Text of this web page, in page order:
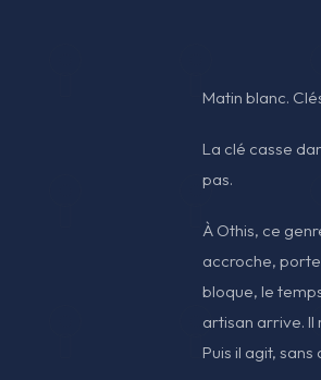
Matin blanc.
La clé casse
pas.
À Othis, ce
accroche,
bloque, le
artisan arrive. Il
Puis il agit,